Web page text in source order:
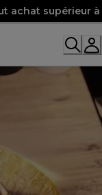
achat supérieur